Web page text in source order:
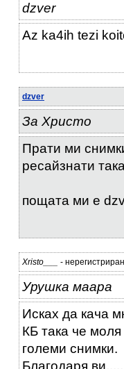
dzver
Az ka4ih tezi
dzver
За Христо
Прати ми
ресайзнати
пощата ми е
Xristo___ - нерегистриран
Урушка маара
Исках да кача
КБ така че
големи снимки.
Благодаря